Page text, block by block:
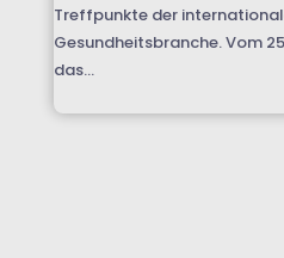
Treffpunkte der
Gesundheitsbranche. Vom
das...